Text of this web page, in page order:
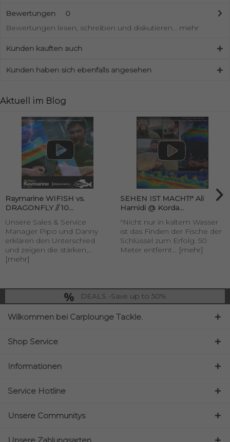
Bewertungen
0
Bewertungen lesen, schreiben und diskutieren... mehr
Kunden kauften auch
Kunden haben sich ebenfalls angesehen
Aktuell im Blog
Raymarine WIFISH vs.
DRAGONFLY // 10...
Unsere Sales & Service
Manager Pipo und Danny
erklären den Unterschied
und zeigen die stärken,...
[mehr]
SEHEN IST MACHT!" Ali
Hamidi @ Korda...
"Nicht nur in kaltem Wasser
ist das Finden der Fische der
Schlüssel zum Erfolg. 50
Meter entfernt... [mehr]
DEALS -Save up to 50%
Wilkommen bei Carplounge Tackle.
Shop Service
Informationen
Service Hotline
Unsere Communitys